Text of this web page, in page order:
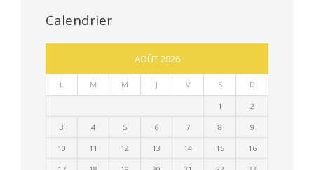
Calendrier
AOÛT 2026
L M M J V S D
1
2
3
4 5 6 7 8
9
10
11 12 13 14 15
16